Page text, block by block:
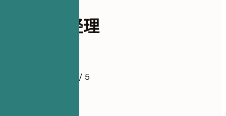
助理生产经理
/ 5